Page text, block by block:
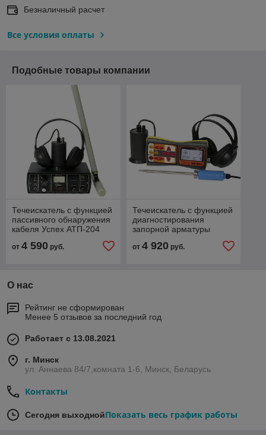
Безналичный расчет
Все условия оплаты
Подобные товары компании
Течеискатель с функцией
пассивного обнаружения
кабеля Успех АТП-204
от 4 590 руб.
Течеискатель с функцией
диагностирования
запорной арматуры
от 4 920руб.
О нас
Рейтинг не сформирован
Менее 5 отзывов за последний год
Работает с 13.08.2021
г. Минск
ул. Аннаева 84/7,комната 1-6, Минск, Беларусь
Контакты
Сегодня выходнойПоказать весь график работы